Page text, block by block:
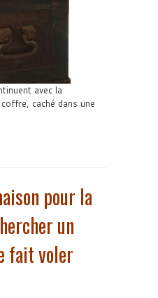
avec la
caché dans une
pour la
un
fait voler